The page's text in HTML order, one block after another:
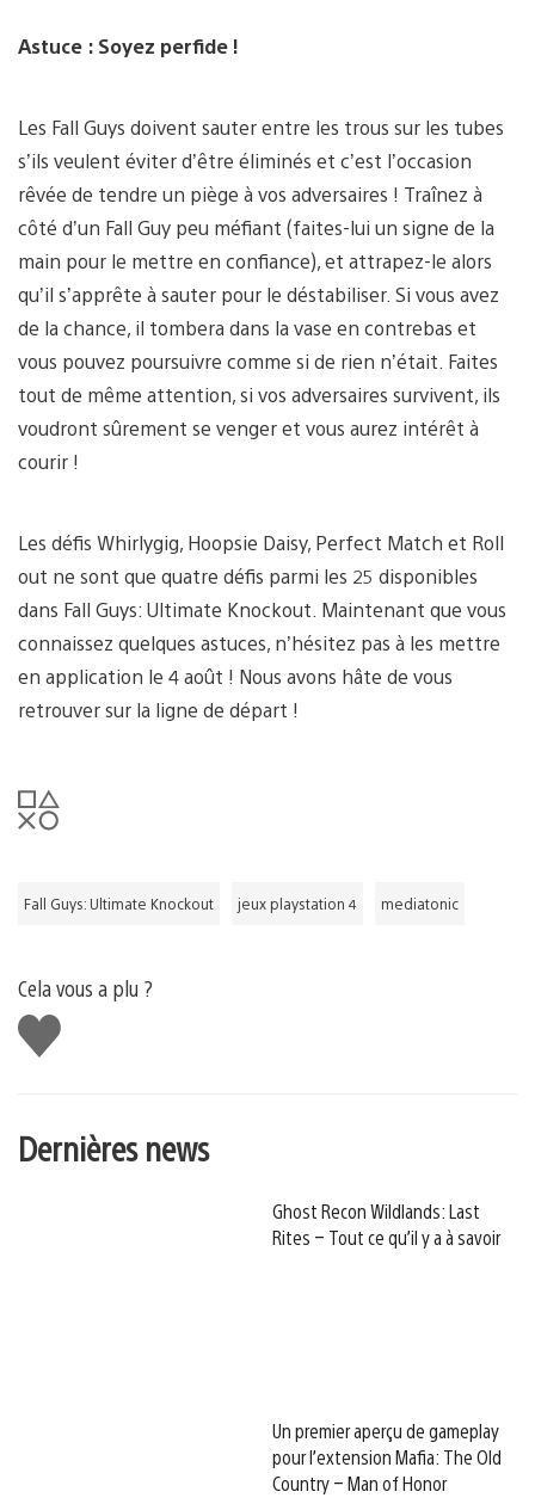
Astuce : Soyez perfide !
Les Fall Guys doivent sauter entre les trous sur les tubes
s’ils veulent éviter d’être éliminés et c’est l’occasion
rêvée de tendre un piège à vos adversaires ! Traînez à
côté d’un Fall Guy peu méfiant (faites-lui un signe de la
main pour le mettre en confiance), et attrapez-le alors
qu’il s’apprête à sauter pour le déstabiliser. Si vous avez
de la chance, il tombera dans la vase en contrebas et
vous pouvez poursuivre comme si de rien n’était. Faites
tout de même attention, si vos adversaires survivent, ils
voudront sûrement se venger et vous aurez intérêt à
courir !
Les défis Whirlygig, Hoopsie Daisy, Perfect Match et Roll
out ne sont que quatre défis parmi les 25 disponibles
dans Fall Guys: Ultimate Knockout. Maintenant que vous
connaissez quelques astuces, n’hésitez pas à les mettre
en application le 4 août ! Nous avons hâte de vous
retrouver sur la ligne de départ !
Fall Guys: Ultimate Knockout jeux playstation 4 mediatonic
Cela vous a plu ?
J'aime
Dernières news
Ghost Recon Wildlands: Last
Rites – Tout ce qu’il y a à savoir
Un premier aperçu de gameplay
pour l’extension Mafia: The Old
Country – Man of Honor